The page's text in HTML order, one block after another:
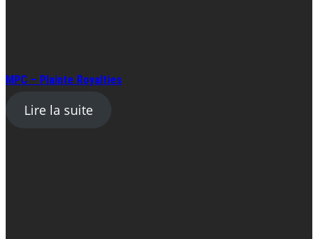
MPC – Plainte Royalties
Lire la suite